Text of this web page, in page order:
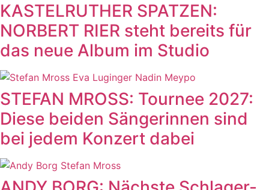
KASTELRUTHER SPATZEN:
NORBERT RIER steht bereits für
das neue Album im Studio
STEFAN MROSS: Tournee 2027:
Diese beiden Sängerinnen sind
bei jedem Konzert dabei